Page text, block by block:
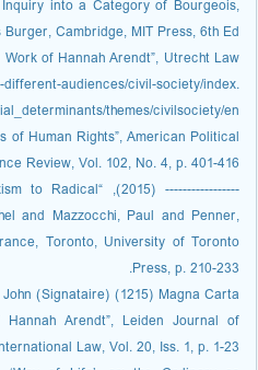
into a Category of Bourgeois,
Burger, Cambridge, MIT Press, 6th Ed.
of Hannah Arendt”, Utrecht Law
audiences/civil-society/index.
themes/civilsociety/en/.
of Human Rights”, American Political
Review, Vol. 102, No. 4, p. 401-416.
to Radical
and Mazzocchi, Paul and Penner,
Toronto, University of Toronto
Press, p. 210-233.
(Signataire) (1215) Magna Carta.
Arendt”, Leiden Journal of
Law, Vol. 20, Iss. 1, p. 1-23.